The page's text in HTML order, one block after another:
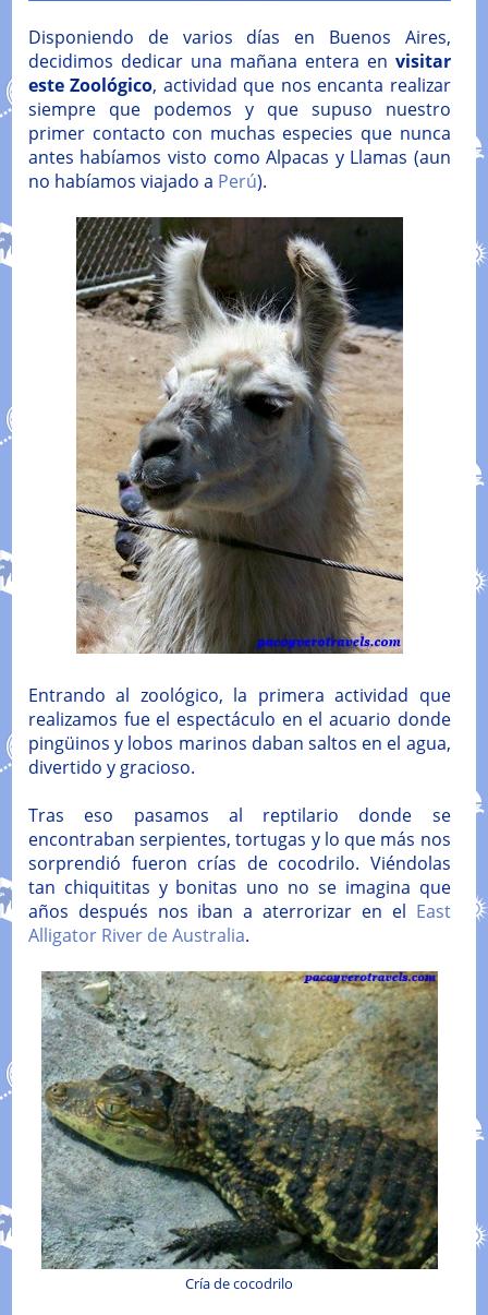
Disponiendo de varios días en Buenos Aires,
decidimos dedicar una mañana entera en visitar
este Zoológico, actividad que nos encanta realizar
siempre que podemos y que supuso nuestro
primer contacto con muchas especies que nunca
antes habíamos visto como Alpacas y Llamas (aun
no habíamos viajado a Perú).
Entrando al zoológico, la primera actividad que
realizamos fue el espectáculo en el acuario donde
pingüinos y lobos marinos daban saltos en el agua,
divertido y gracioso.
Tras eso pasamos al reptilario donde se
encontraban serpientes, tortugas y lo que más nos
sorprendió fueron crías de cocodrilo. Viéndolas
tan chiquititas y bonitas uno no se imagina que
años después nos iban a aterrorizar en el East
Alligator River de Australia.
Cría de cocodrilo